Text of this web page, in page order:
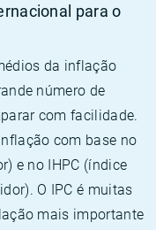
para o
da inflação
número de
com facilidade.
com base no
e no IHPC (índice
O IPC é muitas
mais importante